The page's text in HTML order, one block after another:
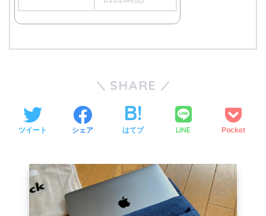
SHARE
ツイート シェア はてブ LINE Pocket